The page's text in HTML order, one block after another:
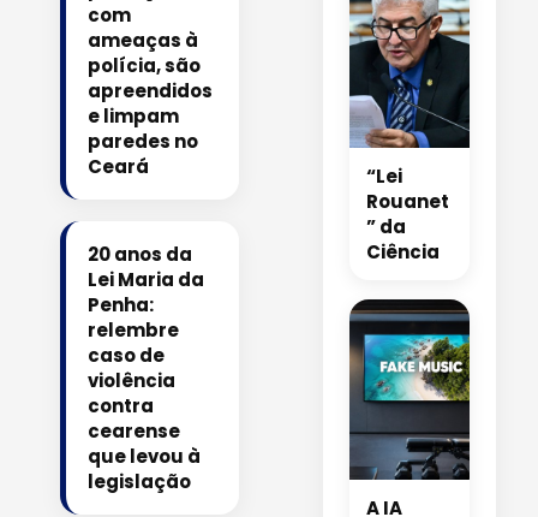
com
ameaças à
polícia, são
apreendidos
e limpam
paredes no
Ceará
20 anos da
Lei Maria da
Penha:
relembre
caso de
violência
contra
cearense
que levou à
legislação
“Lei
Rouanet
” da
Ciência
A IA